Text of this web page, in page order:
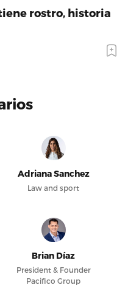
rostro, historia
Adriana Sanchez
Law and sport
Brian Díaz
President & Founder
Pacifico Group